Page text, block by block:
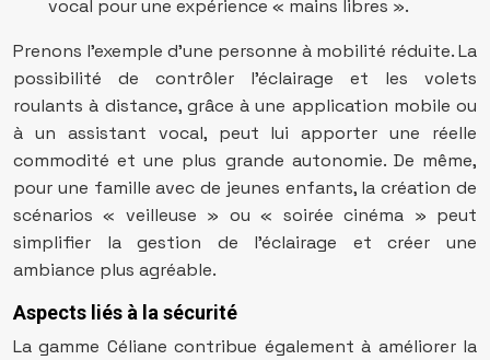
vocal pour une expérience « mains libres ».
Prenons l’exemple d’une personne à mobilité réduite. La
possibilité de contrôler l’éclairage et les volets
roulants à distance, grâce à une application mobile ou
à un assistant vocal, peut lui apporter une réelle
commodité et une plus grande autonomie. De même,
pour une famille avec de jeunes enfants, la création de
scénarios « veilleuse » ou « soirée cinéma » peut
simplifier la gestion de l’éclairage et créer une
ambiance plus agréable.
Aspects liés à la sécurité
La gamme Céliane contribue également à améliorer la